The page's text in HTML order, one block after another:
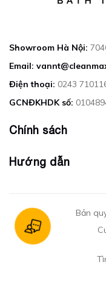
Showroom Hà Nội:
Email:
Điện thoại: 0243
GCNĐKHDK số:
Chính sách
Hướng dẫn
Bản